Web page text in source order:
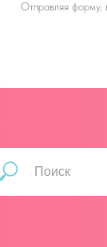
Отправляя